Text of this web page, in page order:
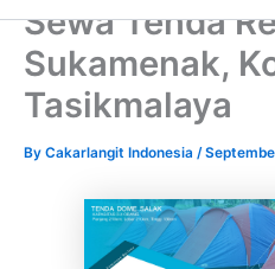
Sewa Tenda
Sukamenak,
Tasikmalaya
By Cakarlangit Indonesia /